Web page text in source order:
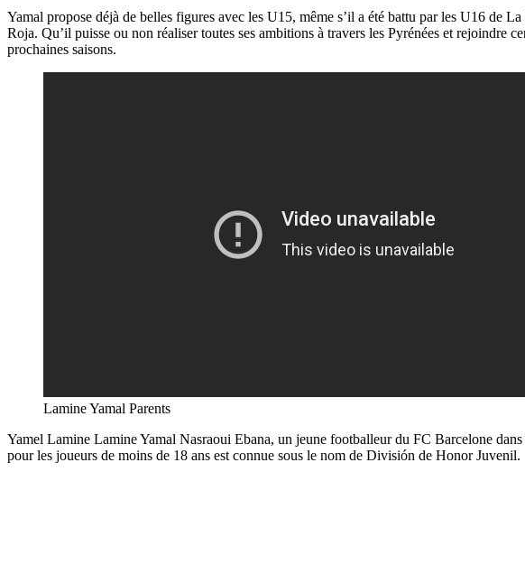
Yamal propose déjà de belles figures avec les U15, même s’il a été battu par les U16 de
Roja. Qu’il puisse ou non réaliser toutes ses ambitions à travers les Pyrénées et rejoindre
prochaines saisons.
Lamine Yamal Parents
Yamel Lamine Lamine Yamal Nasraoui Ebana, un jeune footballeur du FC Barcelone
pour les joueurs de moins de 18 ans est connue sous le nom de División de Honor Juvenil.